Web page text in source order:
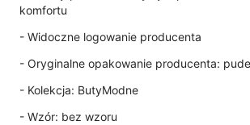
komfortu
- Widoczne logowanie producenta
- Oryginalne opakowanie producenta:
- Kolekcja: ButyModne
- Wzór: bez wzoru